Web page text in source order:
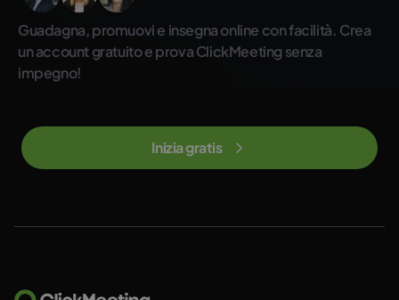
Guadagna, promuovi e insegna online con facilità. Crea
un account gratuito e prova ClickMeeting senza
impegno!
Inizia gratis